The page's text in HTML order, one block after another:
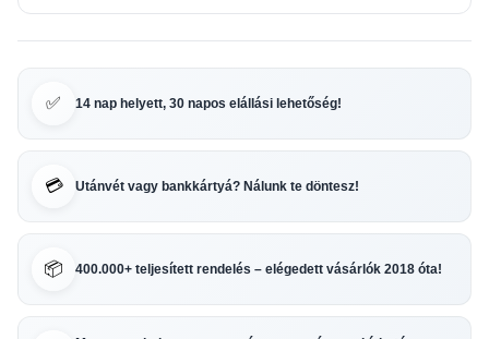
✅ 14 nap helyett, 30 napos elállási lehetőség!
💳 Utánvét vagy bankkártyá? Nálunk te döntesz!
📦 400.000+ teljesített rendelés – elégedett vásárlók 2018 óta!